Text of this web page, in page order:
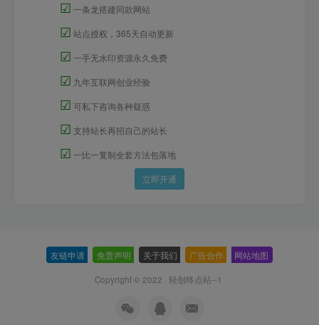
☑ 一条龙搭建同款网站
☑ 站点授权，365天自动更新
☑ 一手无水印资源永久免费
☑ 九年互联网创业经验
☑ 可私下咨询各种疑惑
☑ 支持站长再招自己的站长
☑ 一比一复制全套方法包落地
立即开通
友链申请 免责声明 关于我们 广告合作 网站地图
Copyright © 2022 · 轻创终点站--1